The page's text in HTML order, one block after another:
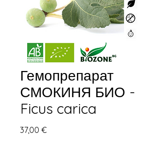
Гемопрепарат
СМОКИНЯ БИО -
Ficus carica
37,00 €Цена